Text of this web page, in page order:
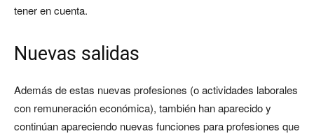
tener en cuenta.
Nuevas salidas
Además de estas nuevas profesiones (o actividades laborales
con remuneración económica), también han aparecido y
continúan apareciendo nuevas funciones para profesiones que